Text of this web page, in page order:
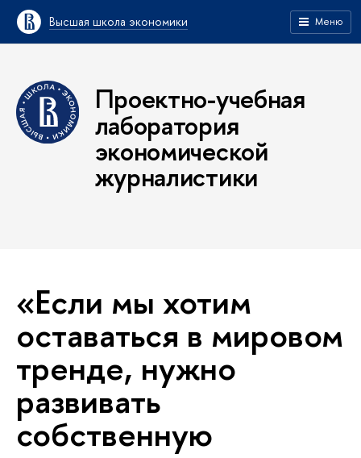
Высшая школа экономики Меню
Проектно-учебная
лаборатория
экономической
журналистики
«Если мы хотим
оставаться в мировом
тренде, нужно
развивать
собственную